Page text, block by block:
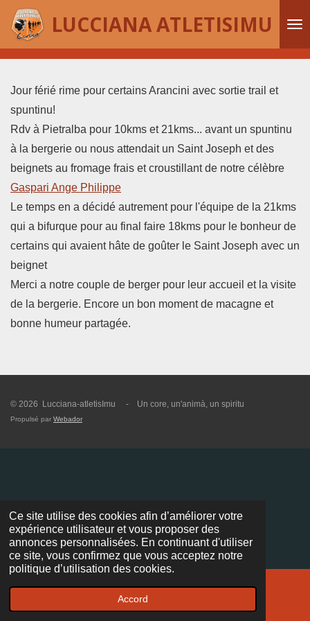
Ce site utilise des cookies afin d’améliorer votre
expérience utilisateur et vous proposer des
annonces personnalisées. En continuant d'utiliser
ce site, vous confirmez que vous acceptez notre
politique d’utilisation des cookies.
Accord
Passer
au
LUCCIANA ATLETISIMU
Jour férié rime pour certains Arancini avec sortie trail et
spuntinu!
Rdv à Pietralba pour 10kms et 21kms... avant un spuntinu
à la bergerie ou nous attendait un Saint Joseph et des
beignets au fromage frais et croustillant de notre célèbre
Gaspari Ange Philippe
Le temps en a décidé autrement pour l'équipe de la 21kms
qui a bifurque pour au final faire 18kms pour le bonheur de
certains qui avaient hâte de goûter le Saint Joseph avec un
beignet
Merci a notre couple de berger pour leur accueil et la visite
de la bergerie. Encore un bon moment de macagne et
bonne humeur partagée.
© 2026 Lucciana-atletisImu - Un core, un'animà, un spiritu
Propulsé par Webador